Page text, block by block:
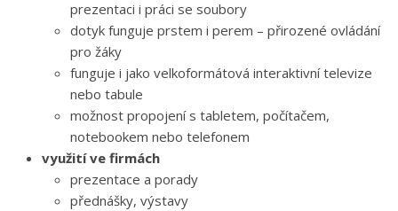
prezentaci i práci se soubory
dotyk funguje prstem i perem – přirozené ovládání
pro žáky
funguje i jako velkoformátová interaktivní televize
nebo tabule
možnost propojení s tabletem, počítačem,
notebookem nebo telefonem
využití ve firmách
prezentace a porady
přednášky, výstavy